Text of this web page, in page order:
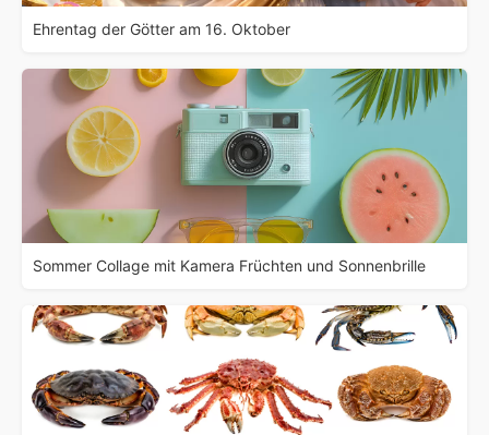
Ehrentag der Götter am 16. Oktober
Sommer Collage mit Kamera Früchten und Sonnenbrille